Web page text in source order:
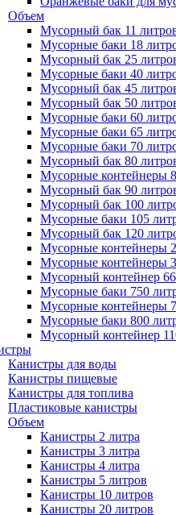
Объем
Мусорный бак 11
Мусорные баки 18
Мусорный бак 25
Мусорные баки 40
Мусорный бак 45
Мусорный бак 50
Мусорные баки 60
Мусорные баки 65
Мусорные баки 70
Мусорный бак 80
Мусорные контейнеры
Мусорный бак 90
Мусорный бак 100
Мусорные баки 105
Мусорный бак 120
Мусорные контейнеры
Мусорные контейнеры
Мусорный контейнер
Мусорные баки 750
Мусорные контейнеры
Мусорные баки 800
Мусорный контейнер
Канистры для воды
Канистры пищевые
Канистры для топлива
Пластиковые канистры
Объем
Канистры 2 литра
Канистры 3 литра
Канистры 4 литра
Канистры 5 литров
Канистры 10 литров
Канистры 20 литров